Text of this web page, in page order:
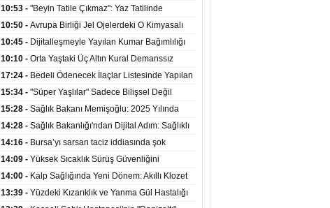
Hayata Tutundu
Reddedilen Hastaya 9'uncu Çağrıda Nakil Yapıldı
10:53 - "Beyin Tatile Çıkmaz": Yaz Tatilinde
Öğrenilenlerin Yüzde 39'u Unutulabiliyor
10:50 - Avrupa Birliği Jel Ojelerdeki O Kimyasalı
Yasakladı: Kısırlık ve Alerji Riski Uyarısı
10:45 - Dijitalleşmeyle Yayılan Kumar Bağımlılığı
Beyni ve Aileyi Yıkıma Uğratıyor
10:10 - Orta Yaştaki Üç Altın Kural Demanssız
Yaşamı 13 Yıl Uzatabiliyor
17:24 - Bedeli Ödenecek İlaçlar Listesinde Yapılan
Düzenlemeler Hakkında Duyuru 2026/30
15:34 - "Süper Yaşlılar" Sadece Bilişsel Değil
Fiziksel Olarak da Daha Sağlıklı Yaşıyor
15:28 - Sağlık Bakanı Memişoğlu: 2025 Yılında
300 Bini Aşkın Kişiye Emzirme Eğitimi Verildi
14:28 - Sağlık Bakanlığı'ndan Dijital Adım: Sağlıklı
Hayat Merkezlerinde Uzaktan Sağlık Hizmeti
Başladı
14:16 - Bursa’yı sarsan taciz iddiasında şok
gelişme!
14:09 - Yüksek Sıcaklık Sürüş Güvenliğini
Düşürüyor: 40 Derecede Güvenli Sürüş Süresi 53
Dakikaya İniyor
14:00 - Kalp Sağlığında Yeni Dönem: Akıllı Klozet
Kapağı 30 Saniyede Ritim Bozukluğunu Tespit
13:39 - Yüzdeki Kızarıklık ve Yanma Gül Hastalığı